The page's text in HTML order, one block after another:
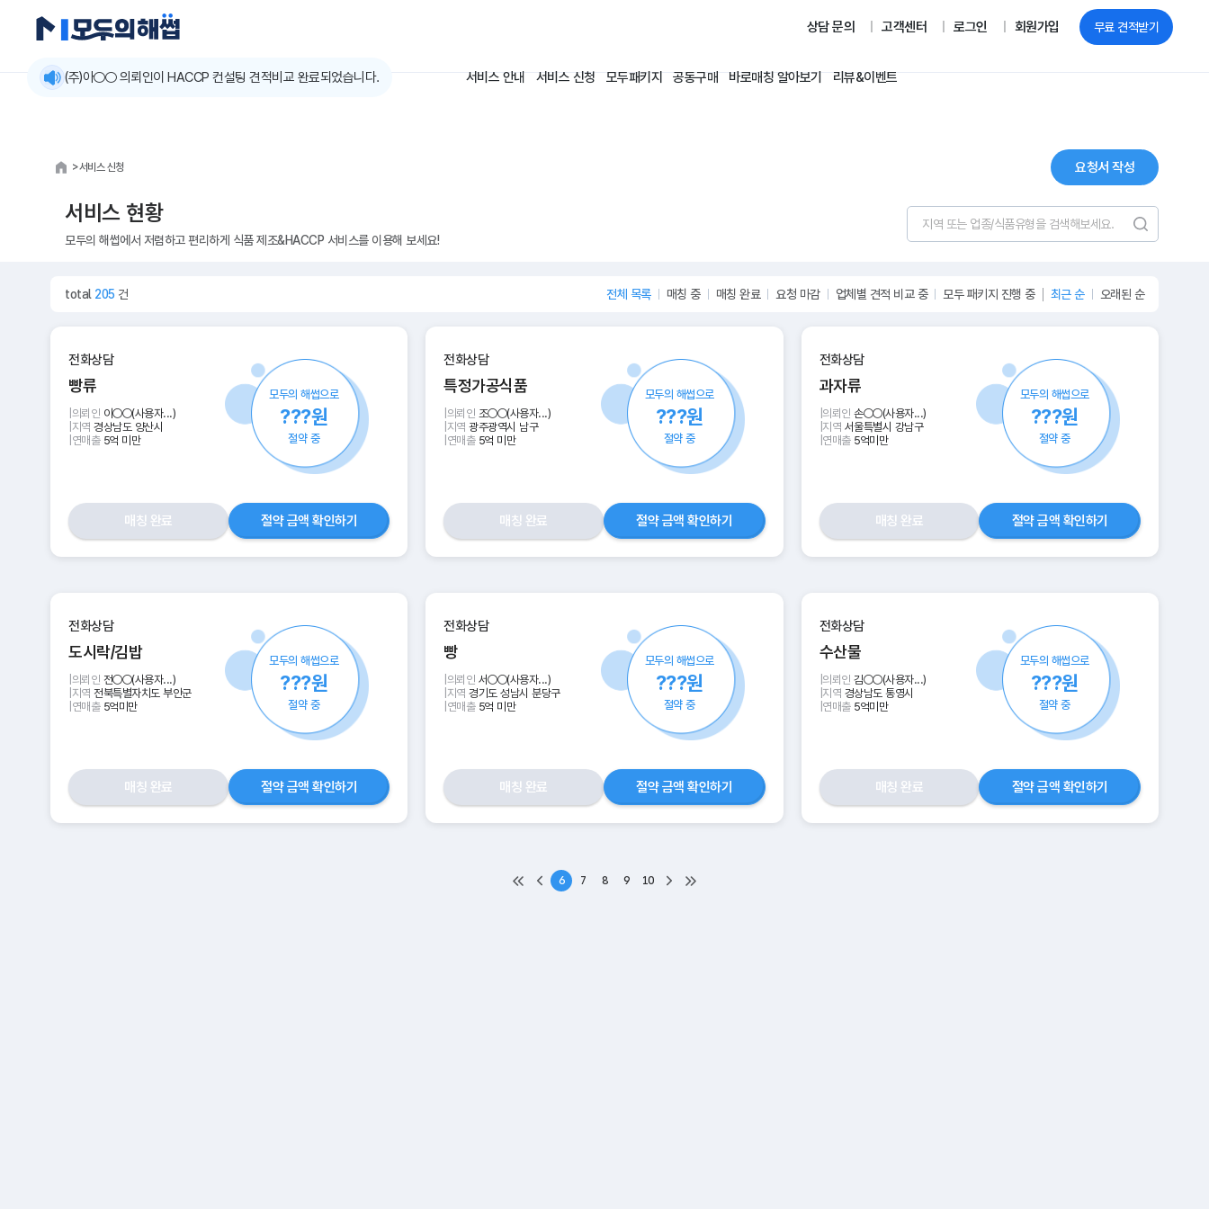
모두의해썹 상담 문의 고객센터 로그인 회원가입 무료 견적받기
(주)아○○ 의뢰인이 HACCP 컨설팅 견적비교 완료되었습니다. 서비스 안내 서비스 신청 모두패키지 공동구매 견적비교 알아보기 리뷰&이벤트
>서비스 신청 요청서 작성
서비스 현황
모두의 해썹에서 저렴하고 편리하게 식품 제조&HACCP 서비스를 이용해 보세요!
total 205 건 전체 목록 매칭 중 매칭 완료 요청 마감 업체별 견적 비교 중 모두 패키지 진행 중 최근 순 오래된 순
전화상담
빵류
의뢰인 이○○(사용자...)
지역 경상남도 양산시
연매출 5억 미만
모두의 해썹으로
???원
절약 중
매칭 완료 절약 금액 확인하기
전화상담
특정가공식품
의뢰인 조○○(사용자...)
지역광주광역시 남구
연매출 5억 미만
모두의 해썹으로
???원
절약 중
매칭 완료 절약 금액 확인하기
전화상담
과자류
|의뢰인손○○(사용자...)
지역 서울특별시 강남구
연매출 5억미만
모두의 해썹으로
???원
절약 중
매칭 완료 절약 금액 확인하기
전화상담
도시락/김밥
의뢰인 전○○(사용자...)
지역 전북특별자치도 부안군
연매출 5억미만
모두의 해썹으로
???원
절약 중
매칭 완료 절약 금액 확인하기
전화상담
빵
의뢰인 서○○(사용자...)
지역경기도 성남시 분당구
연매출 5억 미만
모두의 해썹으로
???원
절약 중
매칭 완료 절약 금액 확인하기
전화상담
수산물
|의뢰인김○○(사용자...)
지역 경상남도 통영시
연매출 5억미만
모두의 해썹으로
???원
절약 중
매칭 완료 절약 금액 확인하기
6 7 8 9 10